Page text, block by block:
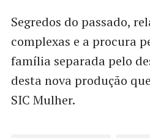
Segredos do passado,
complexas e a procura
família separada pelo
desta nova produção
SIC Mulher.